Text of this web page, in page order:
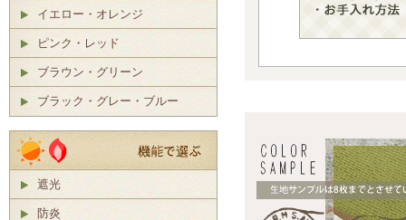
イエロー・オレンジ
ピンク・レッド
ブラウン・グリーン
ブラック・グレー・ブルー
遮光
防炎